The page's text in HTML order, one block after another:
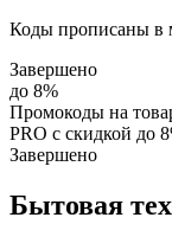
Коды прописаны в
Завершено
до 8%
Промокоды на
PRO с скидкой до
Завершено
Бытовая